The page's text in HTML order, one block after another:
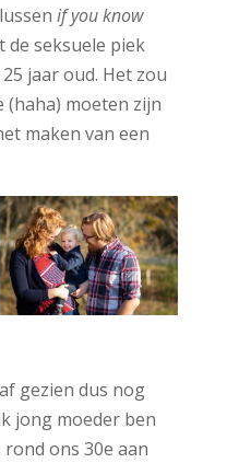
if you know
de seksuele piek
jaar oud. Het zou
(haha) moeten zijn
maken van een
gezien dus nog
jong moeder ben
ons 30e aan